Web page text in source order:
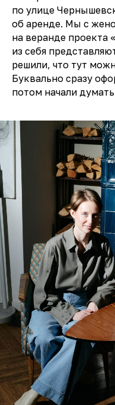
по улице
об аренде. Мы с
на веранде проекта
из себя
решили, что тут
Буквально сразу
потом начали